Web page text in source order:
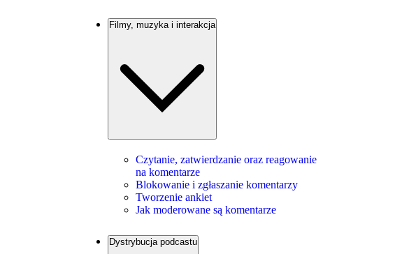
Filmy, muzyka i interakcja
Czytanie, zatwierdzanie oraz reagowanie
na komentarze
Blokowanie i zgłaszanie komentarzy
Tworzenie ankiet
Jak moderowane są komentarze
Dystrybucja podcastu